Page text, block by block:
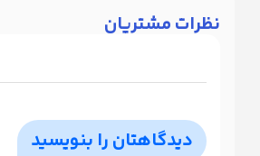
نظرات مشتریان
دیدگاهتان را بنویسید